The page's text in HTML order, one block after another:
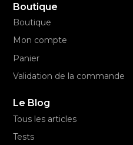
Boutique
Boutique
Mon compte
Panier
Validation de la commande
Le Blog
Tous les articles
Tests